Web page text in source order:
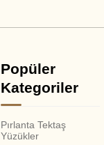
Popüler
Kategoriler
Pırlanta Tektaş
Yüzükler